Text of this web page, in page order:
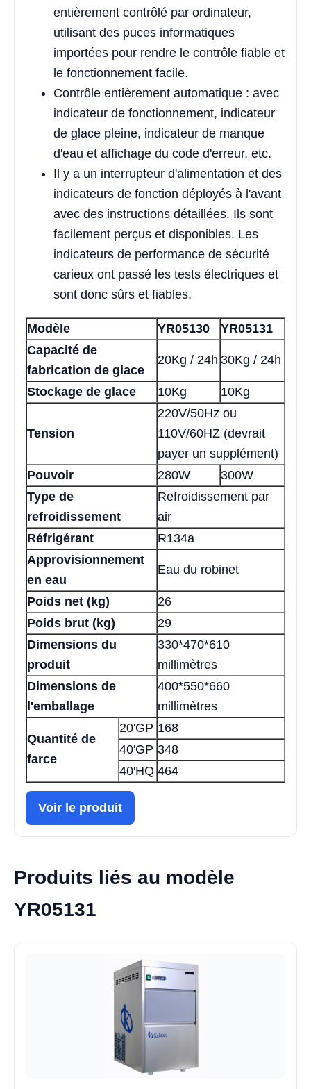
entièrement contrôlé par ordinateur,
utilisant des puces informatiques
importées pour rendre le contrôle fiable et
le fonctionnement facile.
Contrôle entièrement automatique : avec
indicateur de fonctionnement, indicateur
de glace pleine, indicateur de manque
d'eau et affichage du code d'erreur, etc.
Il y a un interrupteur d'alimentation et des
indicateurs de fonction déployés à l'avant
avec des instructions détaillées. Ils sont
facilement perçus et disponibles. Les
indicateurs de performance de sécurité
carieux ont passé les tests électriques et
sont donc sûrs et fiables.
Modèle YR05130
YR05131
Capacité de
fabrication de glace
20Kg / 24h 30Kg / 24h
Stockage de glace 10Kg 10Kg
Tension
220V/50Hz ou
110V/60HZ (devrait
payer un supplément)
Pouvoir
280W
300W
Type de
refroidissement
Refroidissement par
air
Réfrigérant
R134a
Approvisionnement
en eau
Eau du robinet
Poids net (kg)
26
Poids brut (kg)
29
Dimensions du
produit
330*470*610
millimètres
Dimensions de
l'emballage
400*550*660
millimètres
Quantité de
farce
20'GP 168
40'GP 348
40'HQ 464
Voir le produit
Produits liés au modèle
YR05131